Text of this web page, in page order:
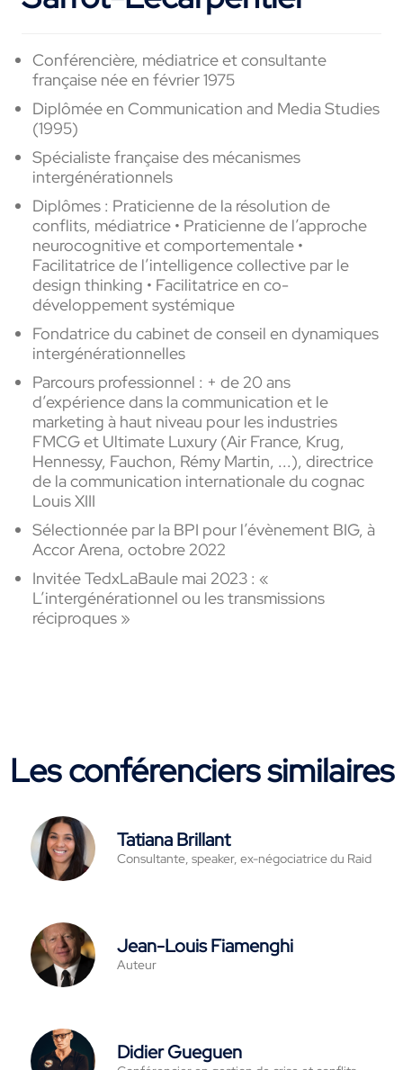
Conférencière, médiatrice et consultante​
française née en février 1975
Diplômée en Communication and Media Studies
(1995)
Spécialiste française des mécanismes
intergénérationnels
Diplômes : Praticienne de la résolution de
conflits, médiatrice • Praticienne de l’approche
neurocognitive et comportementale •
Facilitatrice de l’intelligence collective par le
design thinking • Facilitatrice en co-
développement systémique
Fondatrice du cabinet de conseil en dynamiques
intergénérationnelles
Parcours professionnel : + de 20 ans
d’expérience dans la communication et le
marketing à haut niveau pour les industries
FMCG et Ultimate Luxury (Air France, Krug,
Hennessy, Fauchon, Rémy Martin, ...), directrice
de la communication internationale du cognac
Louis XIII
Sélectionnée par la BPI pour l’évènement BIG, à
Accor Arena, octobre 2022
Invitée TedxLaBaule mai 2023 : «
L’intergénérationnel ou les transmissions
réciproques »
Les conférenciers similaires
Tatiana Brillant
Consultante, speaker, ex-négociatrice du Raid
Jean-Louis Fiamenghi
Auteur
Didier Gueguen